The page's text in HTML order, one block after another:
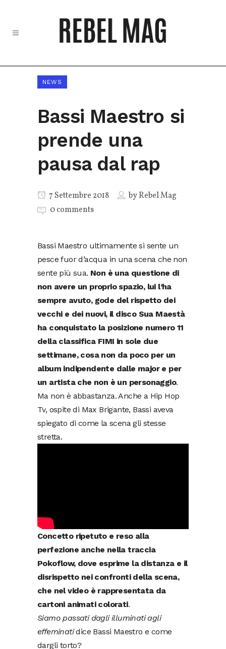
NEWS
Bassi Maestro si
prende una
pausa dal rap
7 Settembre 2018 byRebel Mag
0 comments
Bassi Maestro ultimamente si sente un
pesce fuor d’acqua in una scena che non
sente più sua. Non è una questione di
non avere un proprio spazio, lui l’ha
sempre avuto, gode del rispetto dei
vecchi e dei nuovi, il disco Sua Maestà
ha conquistato la posizione numero 11
della classifica FIMI in sole due
settimane, cosa non da poco per un
album indipendente dalle major e per
un artista che non è un personaggio.
Ma non è abbastanza. Anche a Hip Hop
Tv, ospite di Max Brigante, Bassi aveva
spiegato di come la scena gli stesse
stretta.
Concetto ripetuto e reso alla
perfezione anche nella traccia
Pokoflow, dove esprime la distanza e il
disrispetto nei confronti della scena,
che nel video è rappresentata da
cartoni animati colorati.
Siamo passati dagli illuminati agli
effeminatidice Bassi Maestro e come
dargli torto?